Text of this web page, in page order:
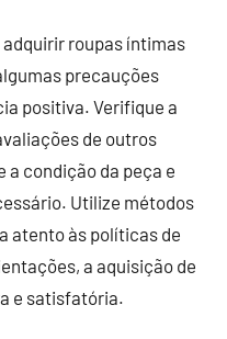
roupas íntimas
precauções
positiva. Verifique a
de outros
a condição da peça e
Utilize métodos
atento às políticas de
a aquisição de
e satisfatória.